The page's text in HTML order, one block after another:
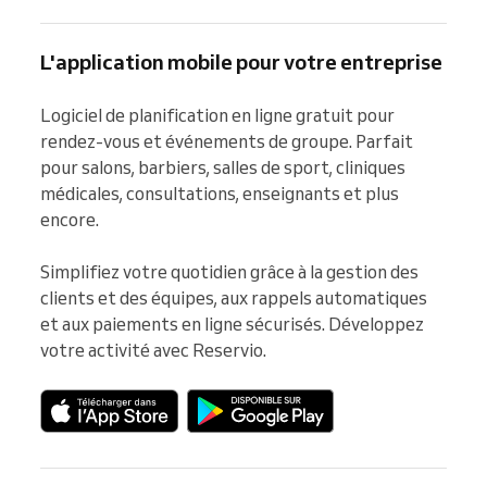
L'application mobile pour votre entreprise
Logiciel de planification en ligne gratuit pour
rendez-vous et événements de groupe. Parfait
pour salons, barbiers, salles de sport, cliniques
médicales, consultations, enseignants et plus
encore.
Simplifiez votre quotidien grâce à la gestion des
clients et des équipes, aux rappels automatiques
et aux paiements en ligne sécurisés. Développez
votre activité avec Reservio.